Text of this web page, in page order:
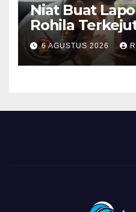
Niat Buat
Rohila
Bantuan dari
Kombes Pol
6 AGUSTUS 2026